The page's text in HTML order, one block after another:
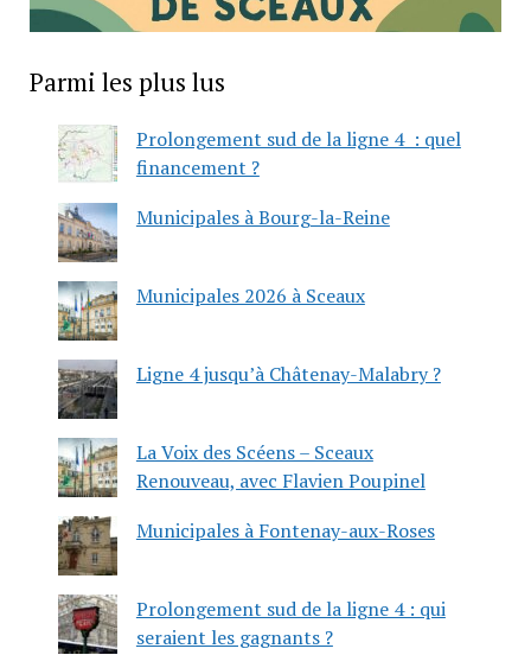
Parmi les plus lus
Prolongement sud de la ligne 4 : quel
financement ?
Municipales à Bourg-la-Reine
Municipales 2026 à Sceaux
Ligne 4 jusqu’à Châtenay-Malabry ?
La Voix des Scéens – Sceaux
Renouveau, avec Flavien Poupinel
Municipales à Fontenay-aux-Roses
Prolongement sud de la ligne 4 : qui
seraient les gagnants ?